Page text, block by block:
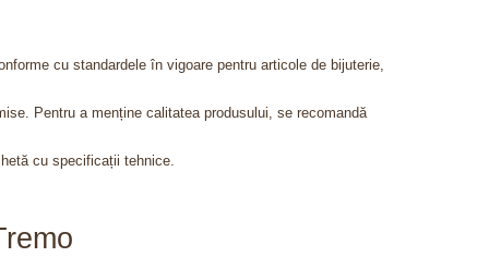
cu standardele în vigoare pentru articole de bijuterie,
Pentru a menține calitatea produsului, se recomandă
cu specificații tehnice.